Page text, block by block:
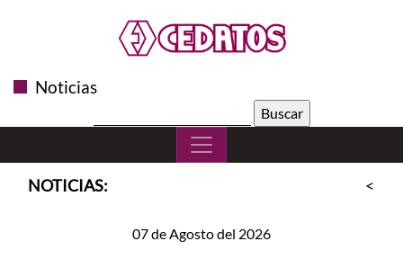
Noticias
NOTICIAS: <<
07 de Agosto del 2026